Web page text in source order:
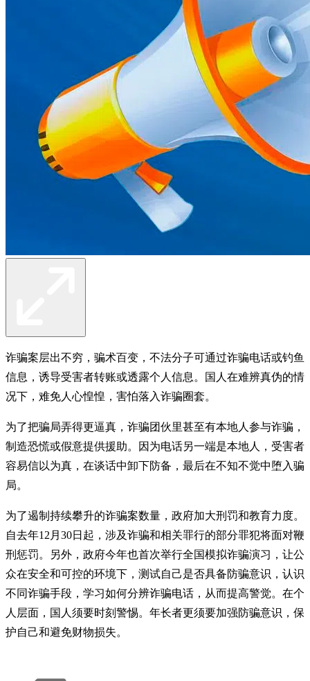
诈骗案层出不穷，骗术百变，不法分子可通过诈骗电话或钓鱼
信息，诱导受害者转账或透露个人信息。国人在难辨真伪的情
况下，难免人心惶惶，害怕落入诈骗圈套。
为了把骗局弄得更逼真，诈骗团伙里甚至有本地人参与诈骗，
制造恐慌或假意提供援助。因为电话另一端是本地人，受害者
容易信以为真，在谈话中卸下防备，最后在不知不觉中堕入骗
局。
为了遏制持续攀升的诈骗案数量，政府加大刑罚和教育力度。
自去年12月30日起，涉及诈骗和相关罪行的部分罪犯将面对鞭
刑惩罚。另外，政府今年也首次举行全国模拟诈骗演习，让公
众在安全和可控的环境下，测试自己是否具备防骗意识，认识
不同诈骗手段，学习如何分辨诈骗电话，从而提高警觉。在个
人层面，国人须要时刻警惕。年长者更须要加强防骗意识，保
护自己和避免财物损失。